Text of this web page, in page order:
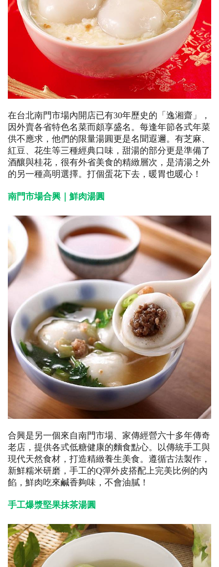
在台北南門市場內開店已有30年歷史的「逸湘齋」，
因外賣各省特色名菜而頗享盛名。每逢年節各式年菜
供不應求，他們的限量湯圓更是名聞遐邇。有芝麻、
紅豆、花生等三種經典口味，甜湯的部分更是準備了
酒釀與桂花，很有外省美食的精緻層次，是清湯之外
的另一種高明選擇。打個蛋花下去，暖胃也暖心！
南門市場合興｜鮮肉湯圓
合興是另一個來自南門市場、家傳經營六十多年傳奇
老店，提供各式低糖健康的麵食點心。以傳統手工與
現代天然食材，打造精緻養生美食。遵循古法製作，
新鮮糯米研磨，手工的Q彈外皮搭配上完美比例的內
餡，鮮肉吃來鹹香夠味，不會油膩！
手工爆漿堅果抹茶湯圓